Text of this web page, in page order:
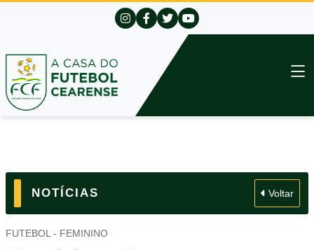
NOTÍCIAS Voltar
FUTEBOL - FEMININO